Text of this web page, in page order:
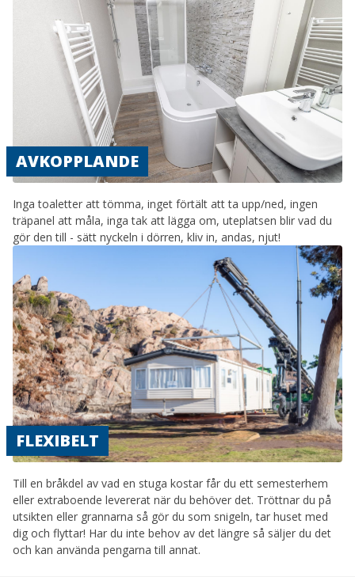
AVKOPPLANDE
Inga toaletter att tömma, inget förtält att ta upp/ned, ingen
träpanel att måla, inga tak att lägga om, uteplatsen blir vad du
gör den till - sätt nyckeln i dörren, kliv in, andas, njut!
FLEXIBELT
Till en bråkdel av vad en stuga kostar får du ett semesterhem
eller extraboende levererat när du behöver det. Tröttnar du på
utsikten eller grannarna så gör du som snigeln, tar huset med
dig och flyttar! Har du inte behov av det längre så säljer du det
och kan använda pengarna till annat.